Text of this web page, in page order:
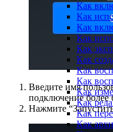
Как
Как
Как
Как
Как
Как
Как
Как
Как
Как
Как
Как
Введите имя
подключение более
Нажмите